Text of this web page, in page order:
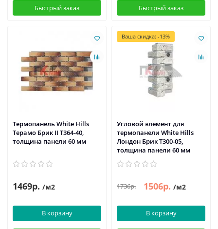
Быстрый заказ Быстрый заказ
Термопанель White Hills
Терамо Брик II Т364-40,
толщина панели 60 мм
1469р. /м2
В корзину
Ваша скидка: -13%
Угловой элемент для
термопанели White Hills
Лондон Брик Т300-05,
толщина панели 60 мм
1736р. 1506р. /м2
В корзину